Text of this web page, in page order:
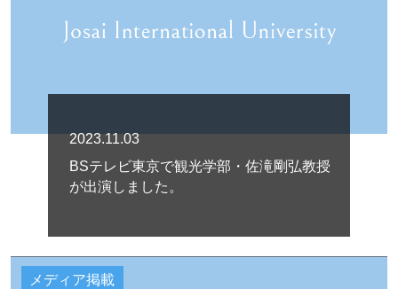
2023.11.03
BSテレビ東京で観光学部・佐滝剛弘教授
が出演しました。
メディア掲載